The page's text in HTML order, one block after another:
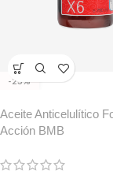
-23%
Aceite Anticelulítico
Acción BMB